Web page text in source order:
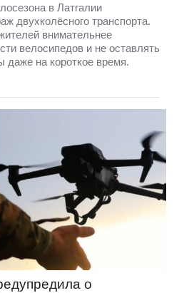
в Латгалии
двухколёсного транспорта.
внимательнее
велосипедов и не оставлять
даже на короткое время.
о